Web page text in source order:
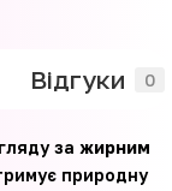
Відгуки 0
за жирним
природну